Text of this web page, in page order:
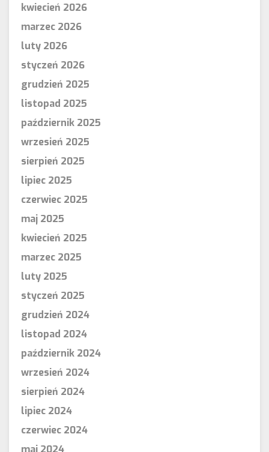
kwiecień 2026
marzec 2026
luty 2026
styczeń 2026
grudzień 2025
listopad 2025
październik 2025
wrzesień 2025
sierpień 2025
lipiec 2025
czerwiec 2025
maj 2025
kwiecień 2025
marzec 2025
luty 2025
styczeń 2025
grudzień 2024
listopad 2024
październik 2024
wrzesień 2024
sierpień 2024
lipiec 2024
czerwiec 2024
maj 2024